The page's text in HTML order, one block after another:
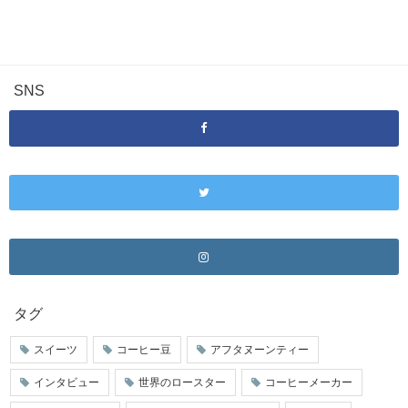
SNS
タグ
スイーツ コーヒー豆 アフタヌーンティー
インタビュー 世界のロースター コーヒーメーカー